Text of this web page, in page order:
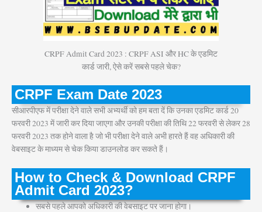
CRPF Admit Card 2023 : CRPF ASI और HC के एडमिट
कार्ड जारी, ऐसे करें सबसे पहले चेक?
CRPF Exam Date 2023
सीआरपीएफ में परीक्षा देने वाले सभी अभ्यर्थी को हम बता दें कि उनका एडमिट कार्ड 20
फरवरी 2023 में जारी कर दिया जाएगा और उनकी परीक्षा की तिथि 22 फरवरी से लेकर 28
फरवरी 2023 तक होने वाला है जो भी परीक्षा देने वाले अभी हारते हैं वह अधिकारी की
वेबसाइट के माध्यम से चेक किया डाउनलोड कर सकते हैं।
How to Check & Download CRPF
Admit Card 2023?
सबसे पहले आपको अधिकारी की वेबसाइट पर जाना होगा।